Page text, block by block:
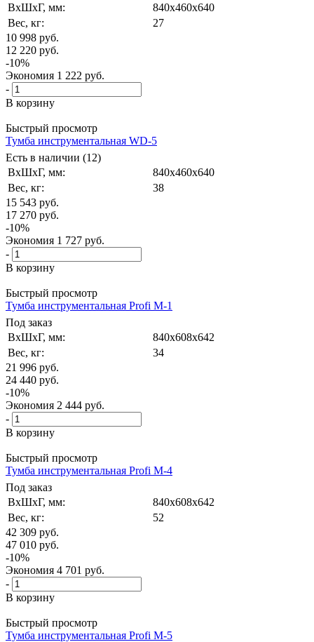
ВxШxГ, мм:
840x460x640
Вес, кг:
27
10 998 руб.
12 220 руб.
-10%
Экономия 1 222 руб.
-
В корзину
Быстрый просмотр
Тумба инструментальная WD-5
Есть в наличии (12)
ВxШxГ, мм:
840x460x640
Вес, кг:
38
15 543 руб.
17 270 руб.
-10%
Экономия 1 727 руб.
-
В корзину
Быстрый просмотр
Тумба инструментальная Profi M-1
Под заказ
ВxШxГ, мм:
840x608x642
Вес, кг:
34
21 996 руб.
24 440 руб.
-10%
Экономия 2 444 руб.
-
В корзину
Быстрый просмотр
Тумба инструментальная Profi M-4
Под заказ
ВxШxГ, мм:
840x608x642
Вес, кг:
52
42 309 руб.
47 010 руб.
-10%
Экономия 4 701 руб.
-
В корзину
Быстрый просмотр
Тумба инструментальная Profi M-5